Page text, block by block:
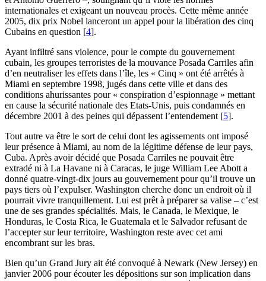
internationales et exigeant un nouveau procès. Cette même année
2005, dix prix Nobel lanceront un appel pour la libération des cinq
Cubains en question [4].
Ayant infiltré sans violence, pour le compte du gouvernement
cubain, les groupes terroristes de la mouvance Posada Carriles afin
d’en neutraliser les effets dans l’île, les « Cinq » ont été arrêtés à
Miami en septembre 1998, jugés dans cette ville et dans des
conditions ahurissantes pour « conspiration d’espionnage » mettant
en cause la sécurité nationale des Etats-Unis, puis condamnés en
décembre 2001 à des peines qui dépassent l’entendement [5].
Tout autre va être le sort de celui dont les agissements ont imposé
leur présence à Miami, au nom de la légitime défense de leur pays,
Cuba. Après avoir décidé que Posada Carriles ne pouvait être
extradé ni à La Havane ni à Caracas, le juge William Lee Abott a
donné quatre-vingt-dix jours au gouvernement pour qu’il trouve un
pays tiers où l’expulser. Washington cherche donc un endroit où il
pourrait vivre tranquillement. Lui est prêt à préparer sa valise – c’est
une de ses grandes spécialités. Mais, le Canada, le Mexique, le
Honduras, le Costa Rica, le Guatemala et le Salvador refusant de
l’accepter sur leur territoire, Washington reste avec cet ami
encombrant sur les bras.
Bien qu’un Grand Jury ait été convoqué à Newark (New Jersey) en
janvier 2006 pour écouter les dépositions sur son implication dans